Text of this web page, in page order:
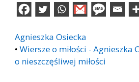
Agnieszka Osiecka
• Wiersze o miłości - Agnieszka
o nieszczęśliwej miłości